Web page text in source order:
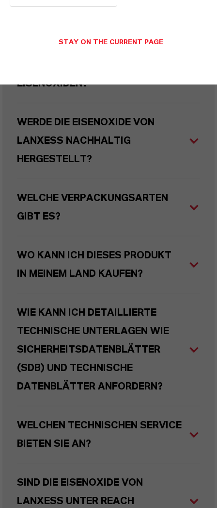
AN?
WORIN UNTERSCHEIDEN SICH
EISENOXIDEN?
WERDE DIE EISENOXIDE VON
LANXESS NACHHALTIG
HERGESTELLT?
WELCHE VERPACKUNGSARTEN
GIBT ES?
WO KANN ICH DIESES PRODUKT
IN MEINEM LAND KAUFEN?
WIE KANN ICH DETAILLIERTE
TECHNISCHE UNTERLAGEN WIE
SICHERHEITSDATENBLÄTTER
(SDB) UND TECHNISCHE
DATENBLÄTTER ANFORDERN?
WELCHEN TECHNISCHEN SERVICE
BIETEN SIE AN?
SIND DIE EISENOXIDE VON
LANXESS UNTER REACH
STAY ON THE CURRENT PAGE